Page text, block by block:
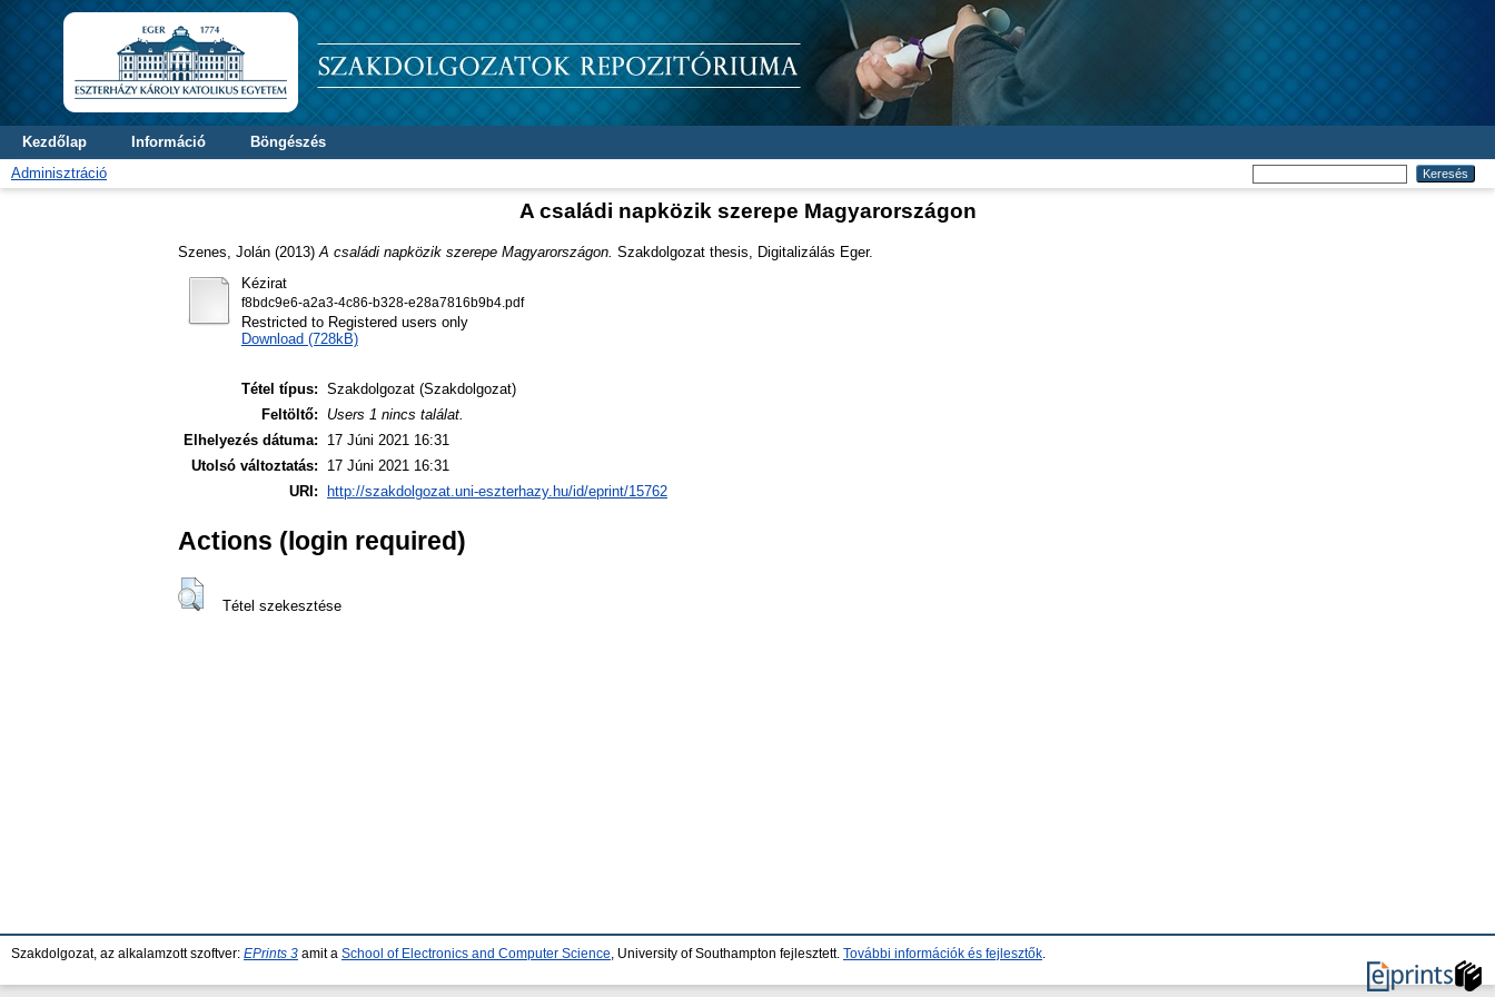
Kezdőlap Információ
Böngészés
Adminisztráció
A családi napközik szerepe Magyarországon
Szenes, Jolán (2013) A családi napközik szerepe Magyarországon. Szakdolgozat thesis, Digitalizálás Eger.
Kézirat
f8bdc9e6-a2a3-4c86-b328-e28a7816b9b4.pdf
Restricted to Registered users only
Download (728kB)
Tétel típus: Szakdolgozat (Szakdolgozat)
Feltöltő:
Users 1 nincs találat.
Elhelyezés dátuma:
17 Júni 2021 16:31
Utolsó változtatás:
17 Júni 2021 16:31
URI:
http://szakdolgozat.uni-eszterhazy.hu/id/eprint/15762
Actions (login required)
Tétel szekesztése
Szakdolgozat, az alkalamzott szoftver: EPrints 3 amit a School of Electronics and Computer Science , University of Southampton fejlesztett. További információk és fejlesztők